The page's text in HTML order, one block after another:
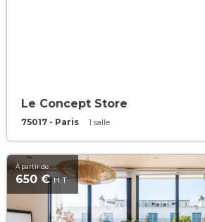
Le Concept Store
75017 - Paris 1 salle
À partir de
650 €H.T